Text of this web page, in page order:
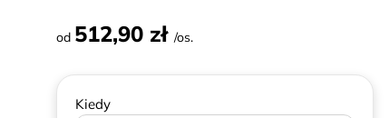
od 512,90 zł /os.
Kiedy